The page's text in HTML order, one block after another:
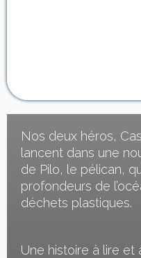
Nos deux héros,
lancent dans une
de Pilo, le pélican,
profondeurs de
déchets plastiques.
Une histoire à lire et